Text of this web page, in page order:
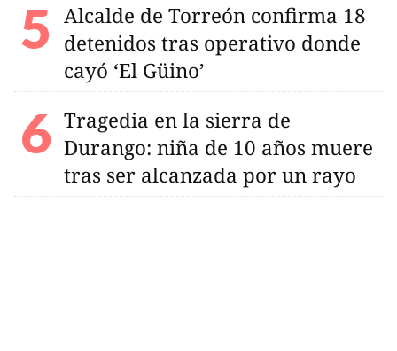
Alcalde de Torreón confirma 18
detenidos tras operativo donde
cayó ‘El Güino’
Tragedia en la sierra de
Durango: niña de 10 años muere
tras ser alcanzada por un rayo